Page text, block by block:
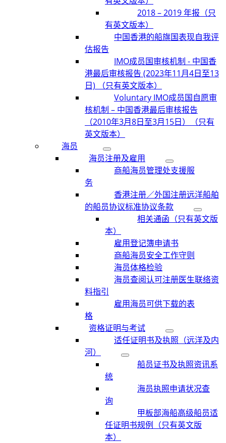
2018 – 2019 年报（只
有英文版本）
中国香港的船旗国表现自我评
估报告
IMO成员国审核机制 - 中国香
港最后审核报告 (2023年11月4日至13
日) （只有英文版本）
Voluntary IMO成员国自愿审
核机制 – 中国香港最后审核报告
（2010年3月8日至3月15日）（只有
英文版本）
海员
海员注册及雇用
商船海员管理处支援服
务
香港注册／外国注册远洋船舶
的船员协议标准协议条款
相关通函（只有英文版
本）
雇用登记簿申请书
商船海员安全工作守则
海员体格检验
海员查阅认可注册医生联络资
料指引
雇用海员可供下载的表
格
资格证明与考试
适任证明书及执照（远洋及内
河）
船员证书及执照资讯系
统
海员执照申请状况查
询
甲板部海船高级船员适
任证明书规例（只有英文版
本）